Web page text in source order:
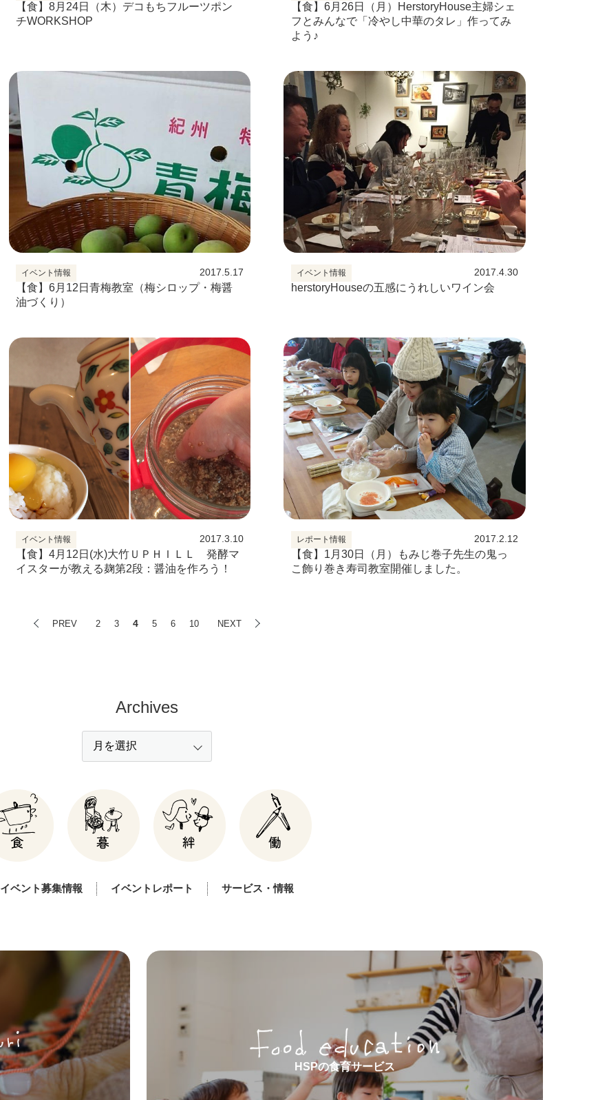
【食】8月24日（木）デコもちフルーツポン
チWORKSHOP
【食】6月26日（月）HerstoryHouse主婦シェ
フとみんなで「冷やし中華のタレ」作ってみ
よう♪
イベント情報 2017.5.17
【食】6月12日青梅教室（梅シロップ・梅醤
油づくり）
イベント情報 2017.4.30
herstoryHouseの五感にうれしいワイン会
イベント情報 2017.3.10
【食】4月12日(水)大竹ＵＰＨＩＬＬ 発酵マ
イスターが教える麹第2段：醤油を作ろう！
レポート情報 2017.2.12
【食】1月30日（月）もみじ巻子先生の鬼っ
こ飾り巻き寿司教室開催しました。
PREV 2 3 4 5 6 10 NEXT
Archives
イベント募集情報 イベントレポート サービス・情報
HSPの食育サービス